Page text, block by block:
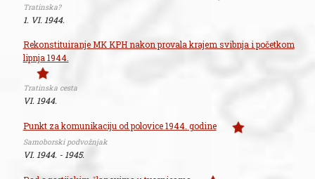
Tratinska?
1. VI. 1944.
Rekonstituiranje MK KPH nakon provala krajem svibnja i početkom
lipnja 1944.
Tratinska cesta
VI. 1944.
Punkt za komunikaciju od polovice 1944. godine
Samoborski podvožnjak
VI. 1944. - 1945.